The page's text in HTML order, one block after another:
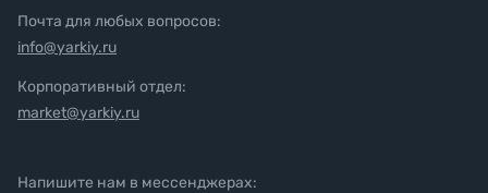
Почта для любых вопросов:
info@yarkiy.ru
Корпоративный отдел:
market@yarkiy.ru
Напишите нам в мессенджерах: